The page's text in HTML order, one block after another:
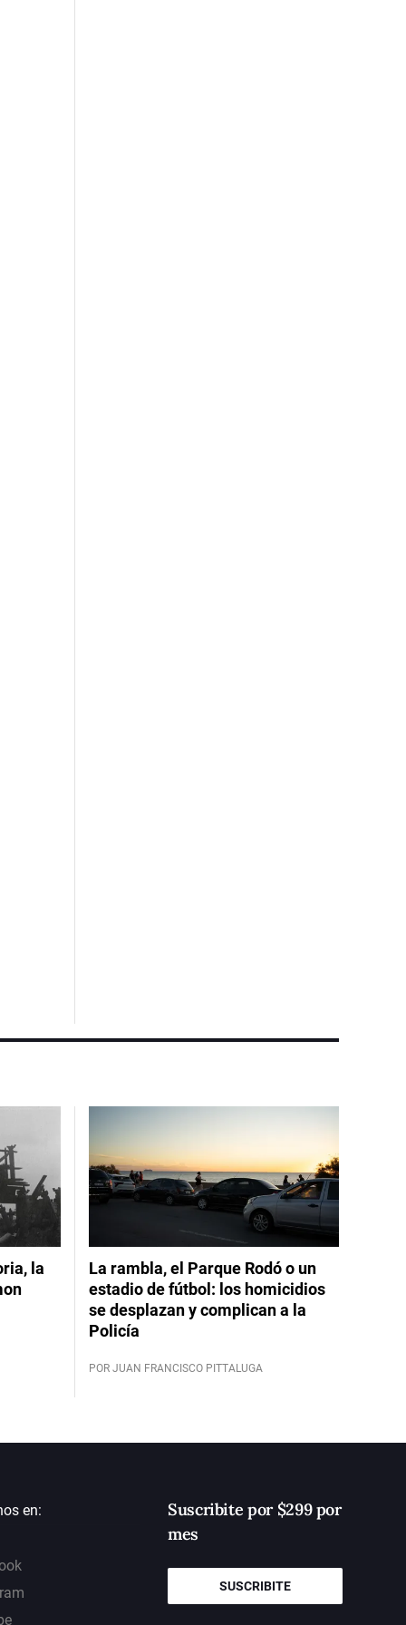
la
La rambla, el Parque Rodó o un
estadio de fútbol: los homicidios
se desplazan y complican a la
Policía
POR JUAN FRANCISCO PITTALUGA
en:
Suscribite por $299 por
mes
SUSCRIBITE